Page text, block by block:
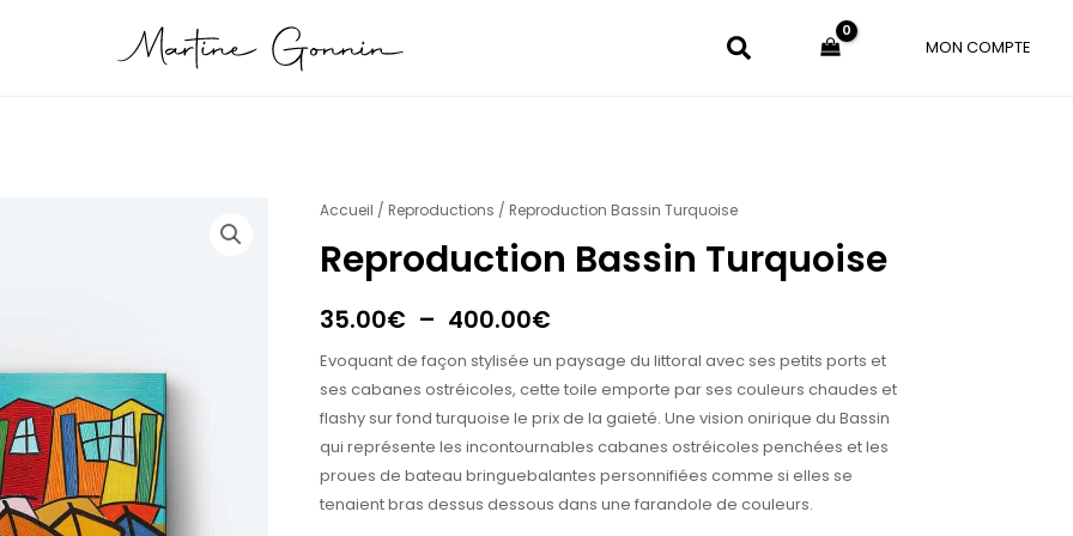
MON COMPTE
Accueil / Reproductions / Reproduction Bassin Turquoise
Reproduction Bassin Turquoise
35.00€ – 400.00€
Plage
de
à
400.00€
Evoquant de façon stylisée un paysage du littoral avec ses petits ports et
ses cabanes ostréicoles, cette toile emporte par ses couleurs chaudes et
flashy sur fond turquoise le prix de la gaieté. Une vision onirique du Bassin
qui représente les incontournables cabanes ostréicoles penchées et les
proues de bateau bringuebalantes personnifiées comme si elles se
tenaient bras dessus dessous dans une farandole de couleurs.
quantité
Reproduction
Turquoise